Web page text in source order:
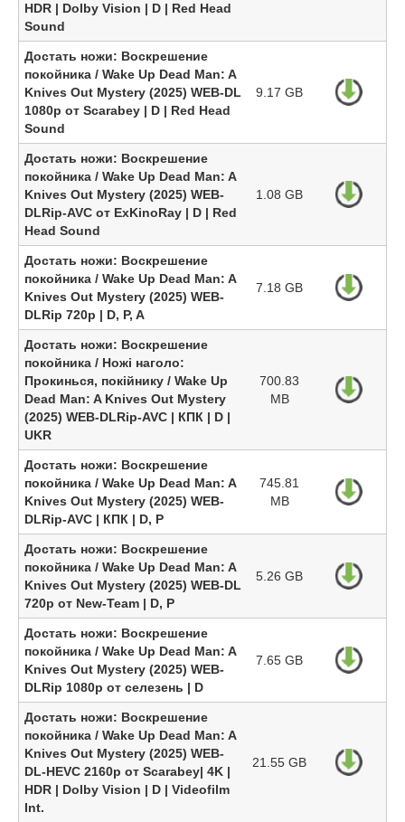
HDR | Dolby Vision | D | Red Head
Sound
Достать ножи: Воскрешение
покойника / Wake Up Dead Man: A
Knives Out Mystery (2025) WEB-DL
1080p от Scarabey | D | Red Head
Sound
9.17 GB
Достать ножи: Воскрешение
покойника / Wake Up Dead Man: A
Knives Out Mystery (2025) WEB-
DLRip-AVC от ExKinoRay | D | Red
Head Sound
1.08 GB
Достать ножи: Воскрешение
покойника / Wake Up Dead Man: A
Knives Out Mystery (2025) WEB-
DLRip 720p | D, P, A
7.18 GB
Достать ножи: Воскрешение
покойника / Ножі наголо:
Прокинься, покійнику / Wake Up
Dead Man: A Knives Out Mystery
(2025) WEB-DLRip-AVC | КПК | D |
UKR
700.83
MB
Достать ножи: Воскрешение
покойника / Wake Up Dead Man: A
Knives Out Mystery (2025) WEB-
DLRip-AVC | КПК | D, P
745.81
MB
Достать ножи: Воскрешение
покойника / Wake Up Dead Man: A
Knives Out Mystery (2025) WEB-DL
720p от New-Team | D, P
5.26 GB
Достать ножи: Воскрешение
покойника / Wake Up Dead Man: A
Knives Out Mystery (2025) WEB-
DLRip 1080p от селезень | D
7.65 GB
Достать ножи: Воскрешение
покойника / Wake Up Dead Man: A
Knives Out Mystery (2025) WEB-
DL-HEVC 2160p от Scarabey| 4K |
HDR | Dolby Vision | D | Videofilm
Int.
21.55 GB